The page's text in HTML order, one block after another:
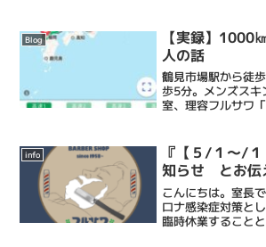
パの気持ち良さを
一人では絶対に思
Blog
【実録】1000
人の話
鶴見市場駅から徒
歩5分。メンズス
室、理容フルサワ
するヒゲ脱毛、頭
スパ、等で癒...
info
『【５/１～/
知らせ とお伝
こんにちは。室長
ロナ感染症対策と
臨時休業すること